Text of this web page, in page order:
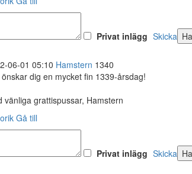
Privat inlägg Skicka
06-01 05:10 Hamstern 1340
dig en mycket fin 1339-årsdag!
vänliga grattispussar, Hamstern
Gå till
Privat inlägg Skicka